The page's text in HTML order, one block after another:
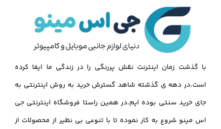
با گذشت زمان اینترنت نقش پررنگی را در زندگی ما ایفا کرده
است.در دهه ی گذشته شاهد گسترش خرید به روش اینترنتی به
جای خرید سنتی بوده ایم.در همین راستا فروشگاه اینترنتی جی
اس مینو شروع به کار نموده تا با تنوعی بی نظیر از محصولات از